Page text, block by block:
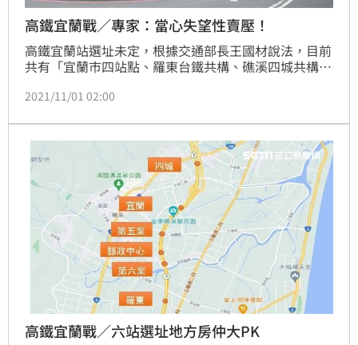
高鐵宜蘭戰／專家：當心失望性賣壓！
高鐵宜蘭站選址未定，根據交通部長王國材說法，目前
共有「宜蘭市四站點、羅東台鐵共構、礁溪四城共構」
況，從機率角度，宜蘭市有2/3機率，從土地使用情況
最高。（記者：陳韋帆）
2021/11/01 02:00
高鐵宜蘭戰／六站選址地方房仲大PK